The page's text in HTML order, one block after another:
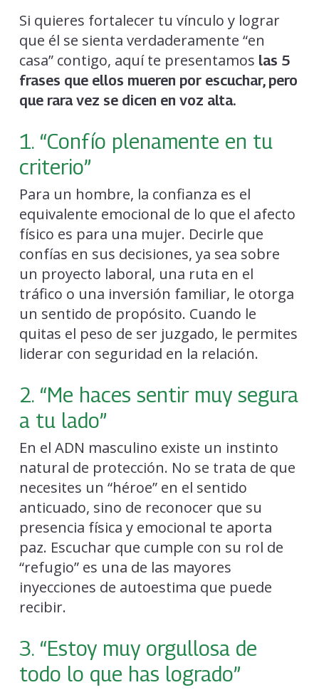
Si quieres fortalecer tu vínculo y lograr
que él se sienta verdaderamente “en
casa” contigo, aquí te presentamos las 5
frases que ellos mueren por escuchar, pero
que rara vez se dicen en voz alta.
1. “Confío plenamente en tu
criterio”
Para un hombre, la confianza es el
equivalente emocional de lo que el afecto
físico es para una mujer. Decirle que
confías en sus decisiones, ya sea sobre
un proyecto laboral, una ruta en el
tráfico o una inversión familiar, le otorga
un sentido de propósito. Cuando le
quitas el peso de ser juzgado, le permites
liderar con seguridad en la relación.
2. “Me haces sentir muy segura
a tu lado”
En el ADN masculino existe un instinto
natural de protección. No se trata de que
necesites un “héroe” en el sentido
anticuado, sino de reconocer que su
presencia física y emocional te aporta
paz. Escuchar que cumple con su rol de
“refugio” es una de las mayores
inyecciones de autoestima que puede
recibir.
3. “Estoy muy orgullosa de
todo lo que has logrado”